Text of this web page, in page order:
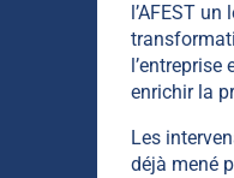
l’AFEST
enrichir la
Les
déjà mené